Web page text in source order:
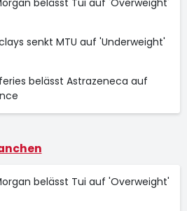
belässt Tui auf 'Overweight'
senkt MTU auf 'Underweight'
belässt Astrazeneca auf
belässt Tui auf 'Overweight'